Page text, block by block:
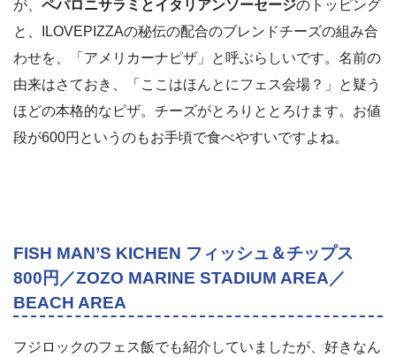
が、 ペパロニサラミとイタリアンソーセージのトッピング
と、ILOVEPIZZAの秘伝の配合のブレンドチーズの組み合
わせを、「アメリカーナピザ」と呼ぶらしいです。名前の
由来はさておき、「ここはほんとにフェス会場？」と疑う
ほどの本格的なピザ。チーズがとろりととろけます。お値
段が600円というのもお手頃で食べやすいですよね。
FISH MAN’S KICHEN フィッシュ＆チップス
800円／ZOZO MARINE STADIUM AREA／
BEACH AREA
フジロックのフェス飯でも紹介していましたが、好きなん